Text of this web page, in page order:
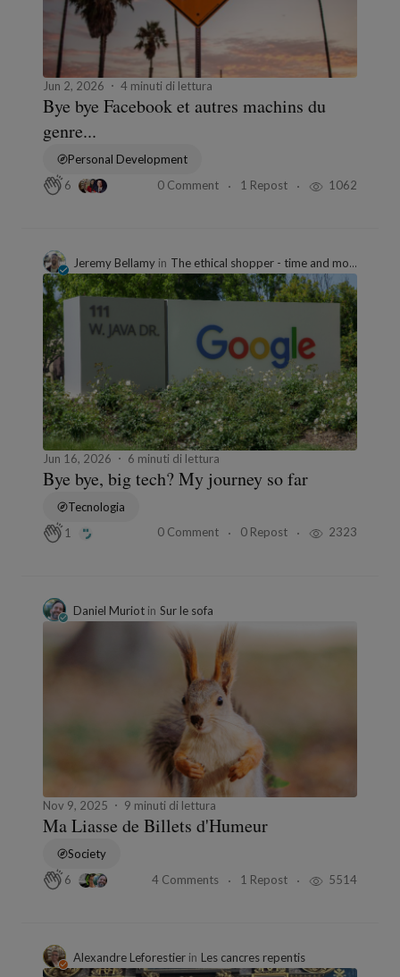
Jun 2, 2026 4 minuti di lettura
Bye bye Facebook et autres machins du
genre...
Personal Development
6
0 Comment 1 Repost 1062
Jeremy Bellamy in The ethical shopper - time and money well spent
Jun 16, 2026 6 minuti di lettura
Bye bye, big tech? My journey so far
Tecnologia
1
0 Comment 0 Repost 2323
Daniel Muriot in Sur le sofa
Nov 9, 2025 9 minuti di lettura
Ma Liasse de Billets d'Humeur
Society
6
4 Comments 1 Repost 5514
Alexandre Leforestier in Les cancres repentis